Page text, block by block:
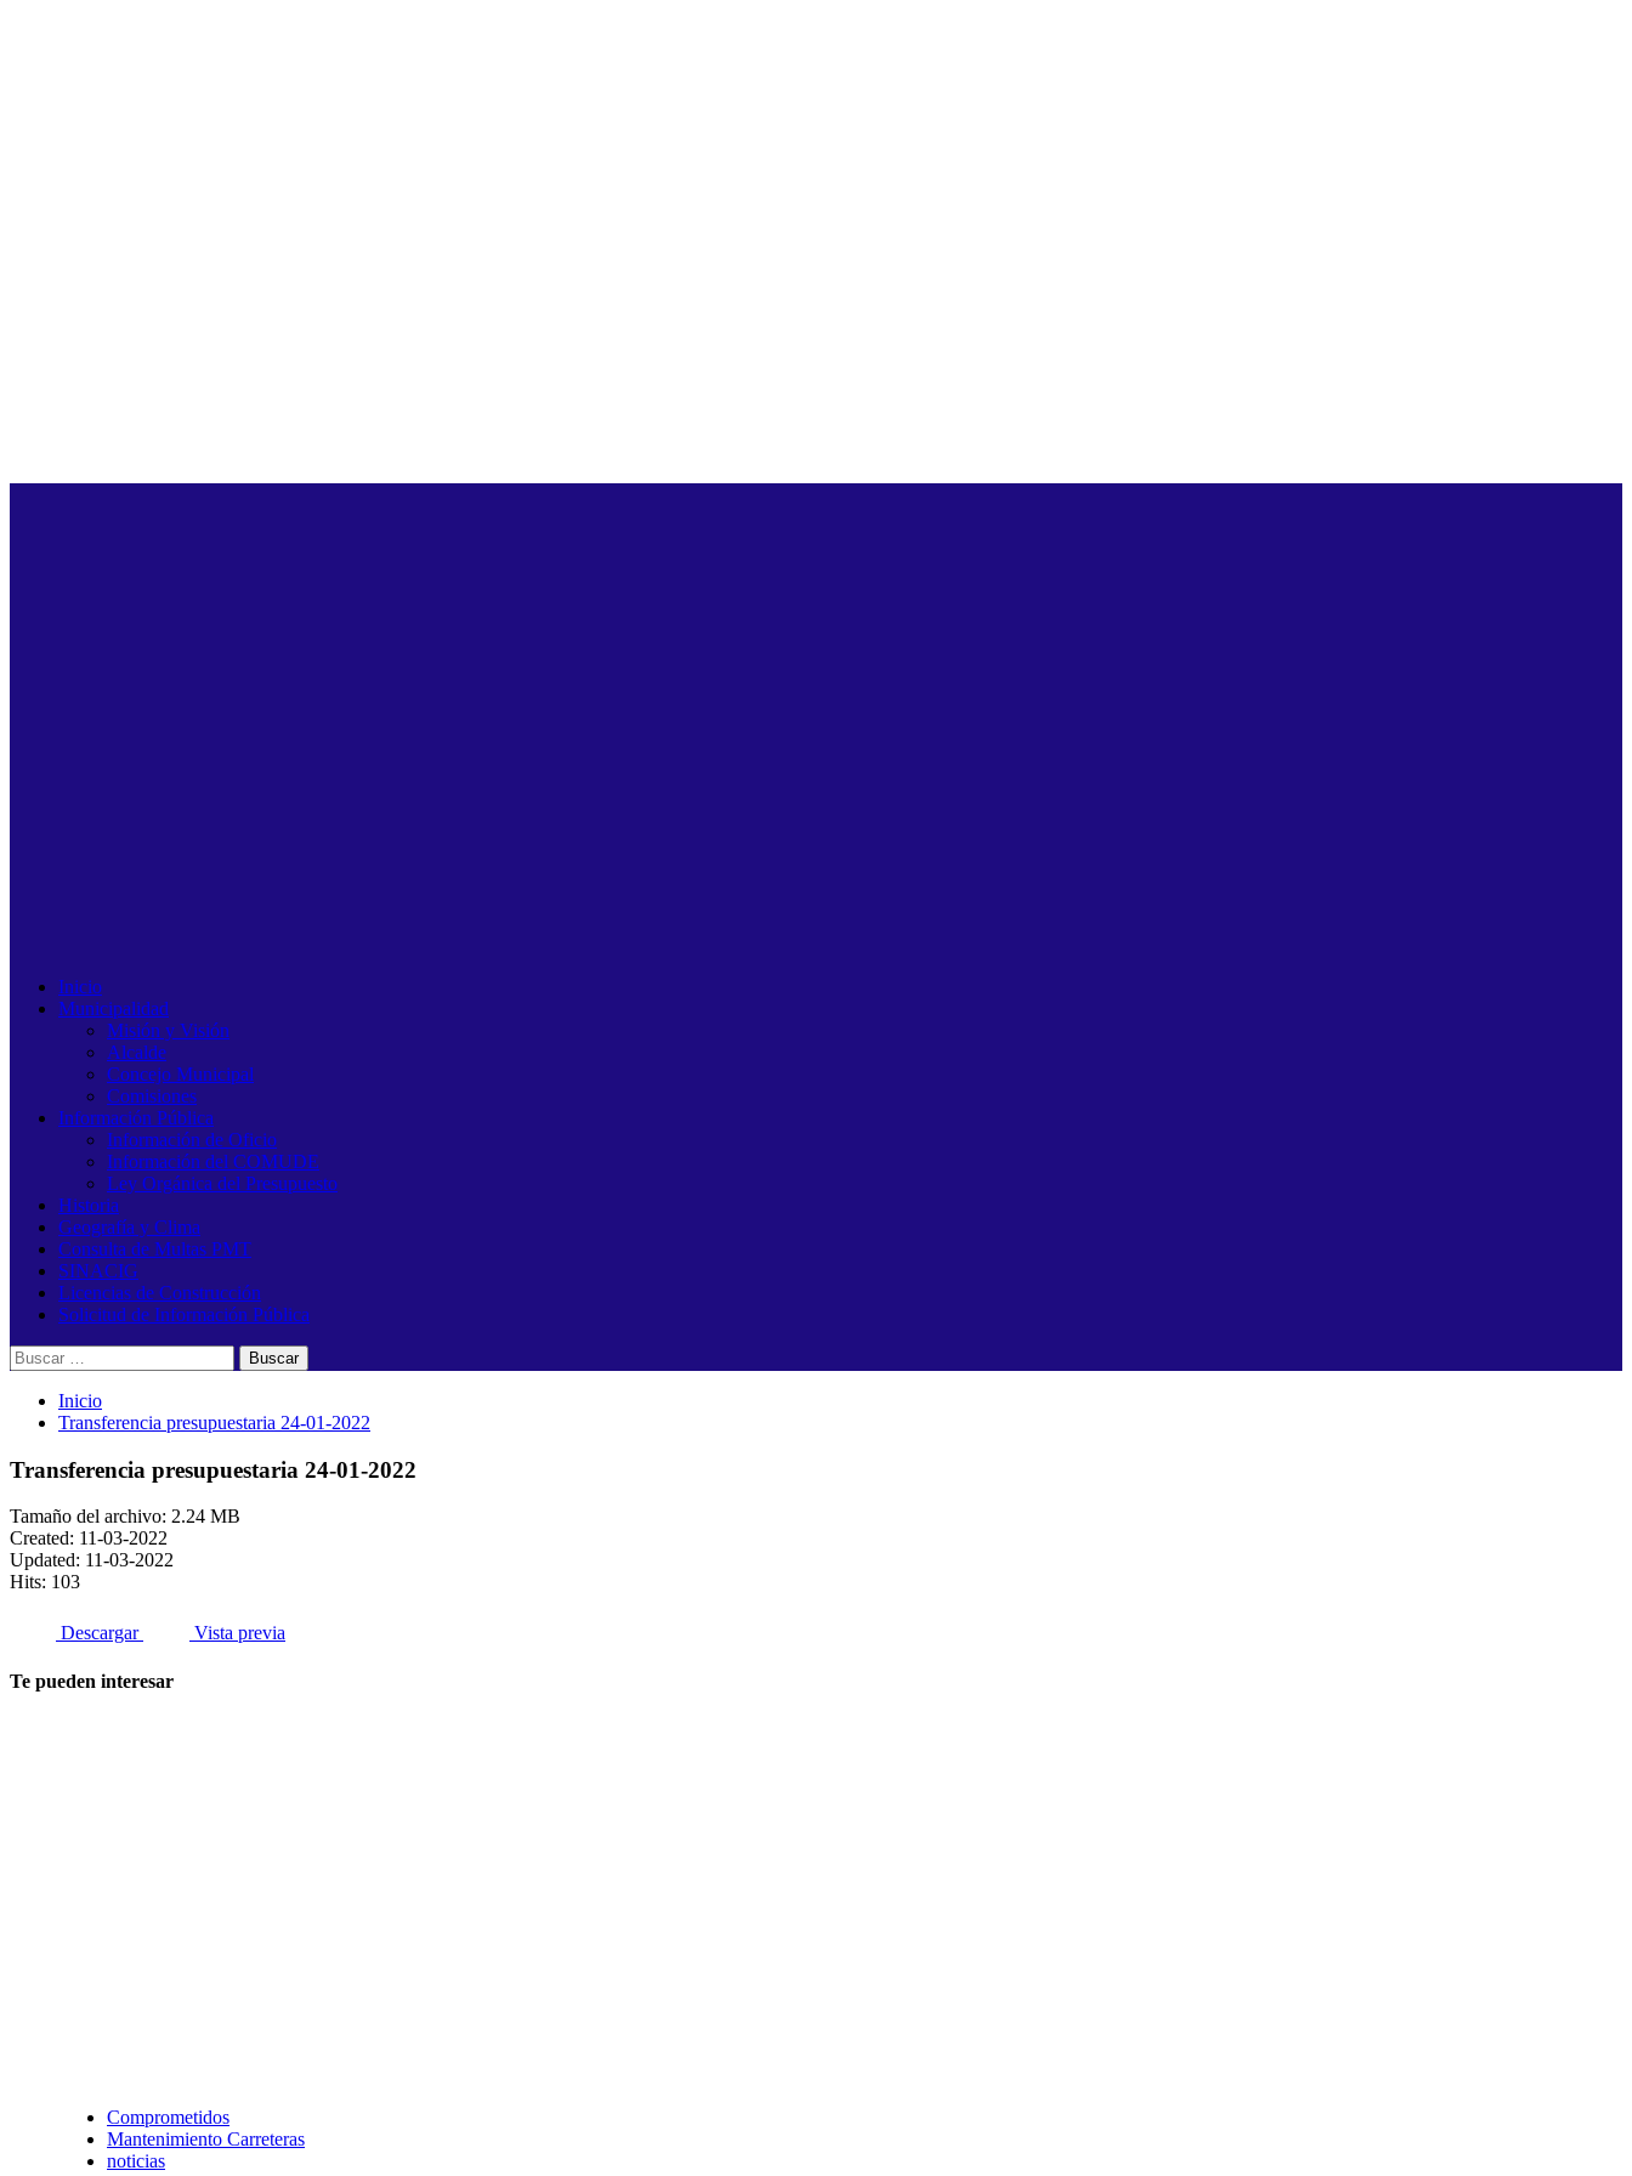
Inicio
Municipalidad
Misión y Visión
Alcalde
Concejo Municipal
Comisiones
Información Pública
Información de Oficio
Información del COMUDE
Ley Orgánica del Presupuesto
Historia
Geografía y Clima
Consulta de Multas PMT
SINACIG
Licencias de Construcción
Solicitud de Información Pública
Buscar:
Inicio
Transferencia presupuestaria 24-01-2022
Transferencia presupuestaria 24-01-2022
Tamaño del archivo: 2.24 MB
Created: 11-03-2022
Updated: 11-03-2022
Hits: 103
Descargar Vista previa
Te pueden interesar
Comprometidos
Mantenimiento Carreteras
noticias